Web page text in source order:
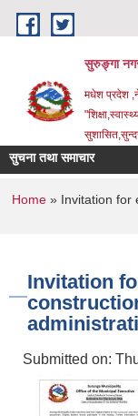
Skip to main content
सुरुङ्‍गा
मधेश प्रदेश
सुचना तथा समाचार
You are
Home» Invitation for
Invitation
Submitted on: